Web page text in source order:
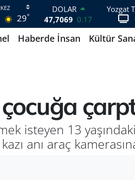
29°
DOLAR
47,7069 0.17
EURO
55,0265 0.01
13.887
64
BITCOIN
64.360,53
-0.76
Yozgat
Haberde İnsan Kültür
isteyen 13
anı araç